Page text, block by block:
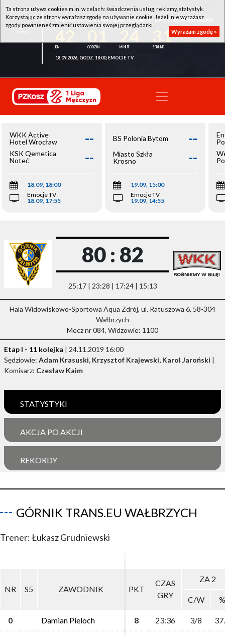
WKK ACTIVE HOTEL WROCŁAW - KSK QEMETICA NOTEĆ INOWROCŁAW
31
18.09.2026, GODZ. 18:00, EMOCJE TV
WKK Active
Hotel Wrocław
--
KSK Qemetica
Noteć
Inowrocław
--
18.09, 18:00
Emocje TV
18.09, 17:55
BS Polonia Bytom --
Miasto Szkła
Krosno
--
19.09, 15:00
Emocje TV
19.09, 14:55
80 : 82
25:17 | 23:28 | 17:24 | 15:13
Hala Widowiskowo-Sportowa Aqua Zdrój, ul. Ratuszowa 6, 58-304
Wałbrzych
Mecz nr 084, Widzowie: 1100
Etap I - 11 kolejka | 24.11.2019 16:00
Sędziowie: Adam Krasuski, Krzysztof Krajewski, Karol Jaroński |
Komisarz: Czesław Kaim
STATYSTYKI
AKCJA PO AKCJI
REKORDY
GÓRNIK TRANS.EU WAŁBRZYCH
Trener: Łukasz Grudniewski
NR S5 ZAWODNIK PKT
CZAS
GRY
ZA 2
C/W %
0 Damian Pieloch 8 23:36 3/8
NR S5 ZAWODNIK PKT
CZAS
GRY
ZA 2
C/W %
0 Damian Pieloch 8 23:36 3/8
Ta strona używa cookies m.in. w celach: świadczenia usług, reklamy, statystyk.
Korzystając ze strony wyrażasz zgodę na używanie cookie. Jeżeli nie wyrażasz
zgody powinieneś zmienić ustawienia swojej przeglądarki.
Wyrażam zgodę »